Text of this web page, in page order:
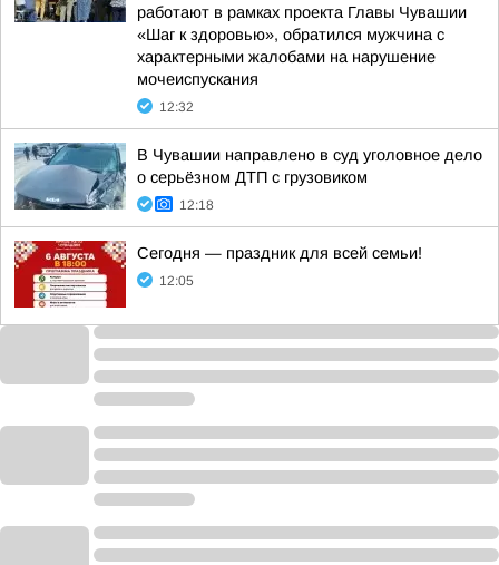
работают в рамках проекта Главы Чувашии
«Шаг к здоровью», обратился мужчина с
характерными жалобами на нарушение
мочеиспускания
12:32
В Чувашии направлено в суд уголовное дело
о серьёзном ДТП с грузовиком
12:18
Сегодня — праздник для всей семьи!
12:05